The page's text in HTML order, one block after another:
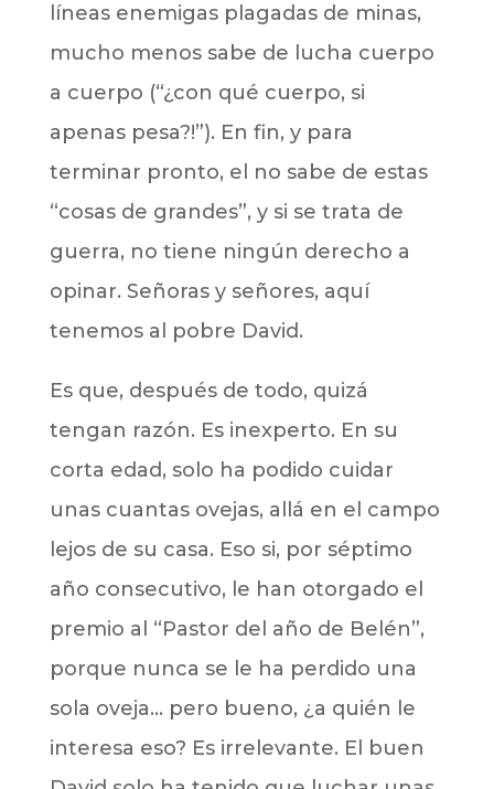
líneas enemigas plagadas de minas,
mucho menos sabe de lucha cuerpo
a cuerpo (“¿con qué cuerpo, si
apenas pesa?!”). En fin, y para
terminar pronto, el no sabe de estas
“cosas de grandes”, y si se trata de
guerra, no tiene ningún derecho a
opinar. Señoras y señores, aquí
tenemos al pobre David.
Es que, después de todo, quizá
tengan razón. Es inexperto. En su
corta edad, solo ha podido cuidar
unas cuantas ovejas, allá en el campo
lejos de su casa. Eso si, por séptimo
año consecutivo, le han otorgado el
premio al “Pastor del año de Belén”,
porque nunca se le ha perdido una
sola oveja… pero bueno, ¿a quién le
interesa eso? Es irrelevante. El buen